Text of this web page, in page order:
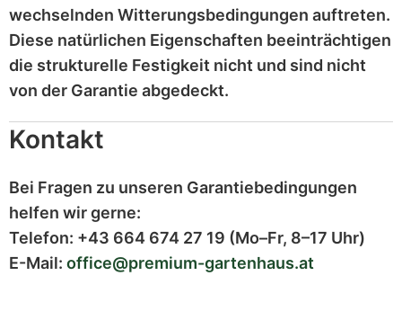
wechselnden Witterungsbedingungen auftreten.
Diese natürlichen Eigenschaften beeinträchtigen
die strukturelle Festigkeit nicht und sind nicht
von der Garantie abgedeckt.
Kontakt
Bei Fragen zu unseren Garantiebedingungen
helfen wir gerne:
Telefon: +43 664 674 27 19 (Mo–Fr, 8–17 Uhr)
E-Mail: office@premium-gartenhaus.at